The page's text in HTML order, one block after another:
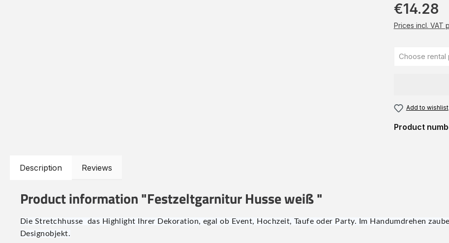
€14.28
Prices incl. VAT
Add to wishlist
Product
Description Reviews
Product information "Festzeltgarnitur Husse weiß "
Die Stretchhusse das Highlight Ihrer Dekoration, egal ob Event, Hochzeit, Taufe oder Party. Im Handumdrehen
Designobjekt.